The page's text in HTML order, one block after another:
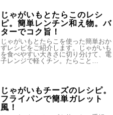
じゃがいもとたらこのレシ
ピ。簡単レンチン和え物。バ
ターでコク旨！
じゃがいもとたらこを使った簡単おか
ずレシピをご紹介します。じゃがいも
を食べやすい大きさに切り分けて、電
子レンジで軽くチン。たらこと…
じゃがいもチーズのレシピ。
フライパンで簡単ガレット
風！